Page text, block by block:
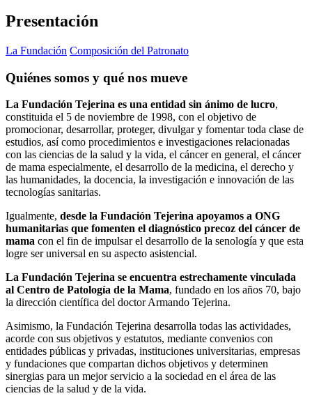
Presentación
La Fundación Composición del Patronato
Quiénes somos y qué nos mueve
La Fundación Tejerina es una entidad sin ánimo de lucro,
constituida el 5 de noviembre de 1998, con el objetivo de
promocionar, desarrollar, proteger, divulgar y fomentar toda clase de
estudios, así como procedimientos e investigaciones relacionadas
con las ciencias de la salud y la vida, el cáncer en general, el cáncer
de mama especialmente, el desarrollo de la medicina, el derecho y
las humanidades, la docencia, la investigación e innovación de las
tecnologías sanitarias.
Igualmente, desde la Fundación Tejerina apoyamos a ONG
humanitarias que fomenten el diagnóstico precoz del cáncer de
mama con el fin de impulsar el desarrollo de la senología y que esta
logre ser universal en su aspecto asistencial.
La Fundación Tejerina se encuentra estrechamente vinculada
al Centro de Patología de la Mama, fundado en los años 70, bajo
la dirección científica del doctor Armando Tejerina.
Asimismo, la Fundación Tejerina desarrolla todas las actividades,
acorde con sus objetivos y estatutos, mediante convenios con
entidades públicas y privadas, instituciones universitarias, empresas
y fundaciones que compartan dichos objetivos y determinen
sinergias para un mejor servicio a la sociedad en el área de las
ciencias de la salud y de la vida.